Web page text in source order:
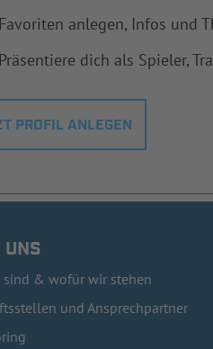
Favoriten anlegen, Infos und
Präsentiere dich als Spieler,
PROFIL ANLEGEN
UNS
sind & wofür wir stehen
und Ansprechpartner